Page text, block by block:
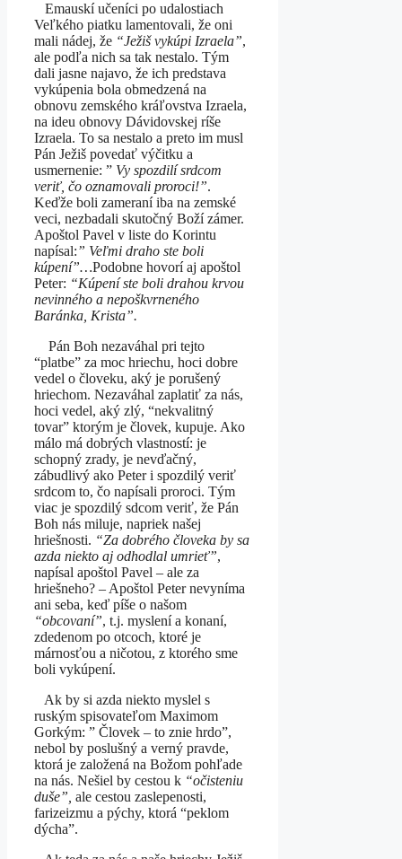
Emauskí učeníci po udalostiach
Veľkého piatku lamentovali, že oni
mali nádej, že “Ježiš vykúpi Izraela”,
ale podľa nich sa tak nestalo. Tým
dali jasne najavo, že ich predstava
vykúpenia bola obmedzená na
obnovu zemského kráľovstva Izraela,
na ideu obnovy Dávidovskej ríše
Izraela. To sa nestalo a preto im musl
Pán Ježiš povedať výčitku a
usmernenie: ” Vy spozdilí srdcom
veriť, čo oznamovali proroci!”.
Keďže boli zameraní iba na zemské
veci, nezbadali skutočný Boží zámer.
Apoštol Pavel v liste do Korintu
napísal:” Veľmi draho ste boli
kúpení”…Podobne hovorí aj apoštol
Peter: “Kúpení ste boli drahou krvou
nevinného a nepoškvrneného
Baránka, Krista”.
Pán Boh nezaváhal pri tejto
“platbe” za moc hriechu, hoci dobre
vedel o človeku, aký je porušený
hriechom. Nezaváhal zaplatiť za nás,
hoci vedel, aký zlý, “nekvalitný
tovar” ktorým je človek, kupuje. Ako
málo má dobrých vlastností: je
schopný zrady, je nevďačný,
zábudlivý ako Peter i spozdilý veriť
srdcom to, čo napísali proroci. Tým
viac je spozdilý sdcom veriť, že Pán
Boh nás miluje, napriek našej
hriešnosti. “Za dobrého človeka by sa
azda niekto aj odhodlal umrieť”,
napísal apoštol Pavel – ale za
hriešneho? – Apoštol Peter nevyníma
ani seba, keď píše o našom
“obcovaní”, t.j. myslení a konaní,
zdedenom po otcoch, ktoré je
márnosťou a ničotou, z ktorého sme
boli vykúpení.
Ak by si azda niekto myslel s
ruským spisovateľom Maximom
Gorkým: ” Človek – to znie hrdo”,
nebol by poslušný a verný pravde,
ktorá je založená na Božom pohľade
na nás. Nešiel by cestou k “očisteniu
duše”, ale cestou zaslepenosti,
farizeizmu a pýchy, ktorá “peklom
dýcha”.